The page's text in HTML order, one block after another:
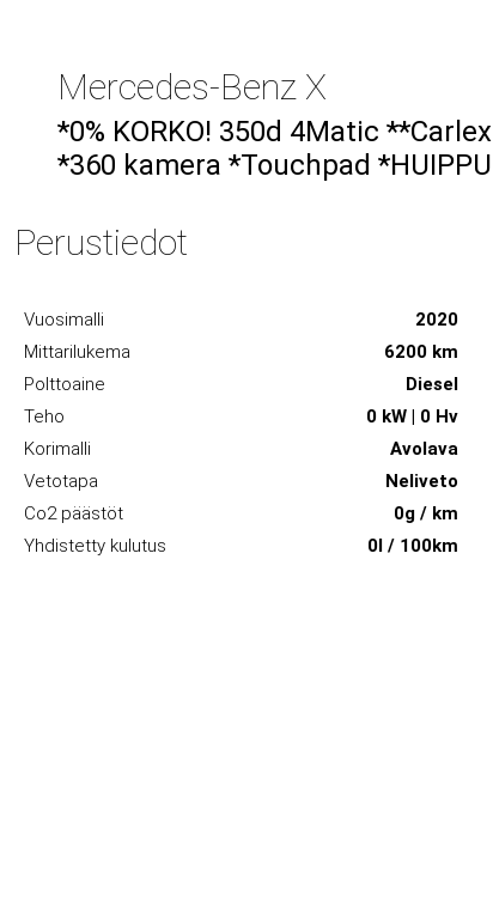
Mercedes-Benz X
*0% KORKO! 350d 4Matic
*360 kamera *Touchpad
Perustiedot
Vuosimalli
2020
Mittarilukema
6200 km
Polttoaine
Diesel
Teho
0 kW | 0 Hv
Korimalli
Avolava
Vetotapa
Neliveto
Co2 päästöt
0g / km
Yhdistetty kulutus
0l / 100km